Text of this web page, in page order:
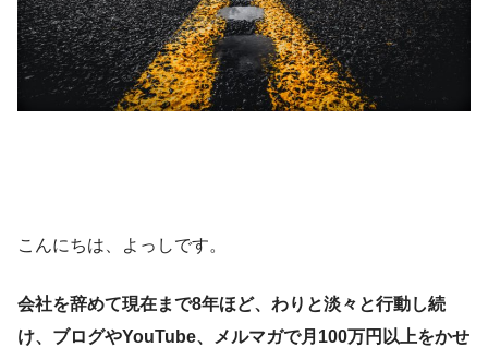
こんにちは、よっしです。
会社を辞めて現在まで8年ほど、わりと淡々と行動し続
け、ブログやYouTube、メルマガで月100万円以上をかせ